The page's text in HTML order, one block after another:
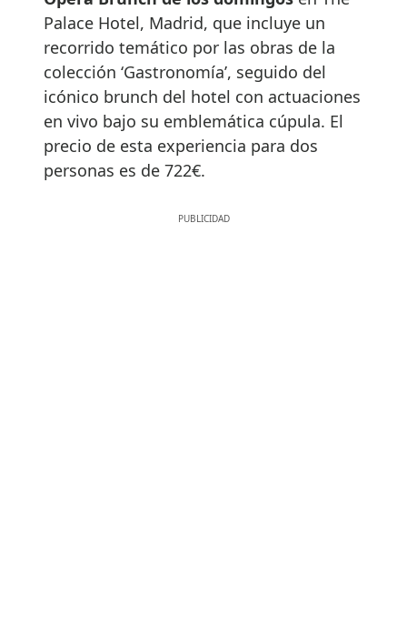
Palace Hotel, Madrid, que incluye un
recorrido temático por las obras de la
colección ‘Gastronomía’, seguido del
icónico brunch del hotel con actuaciones
en vivo bajo su emblemática cúpula. El
precio de esta experiencia para dos
personas es de 722€.